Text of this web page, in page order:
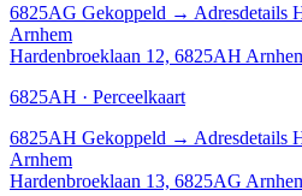
6825AG Gekoppeld → Adresdetails
Arnhem
Hardenbroeklaan 12, 6825AH
6825AH · Perceelkaart
6825AH Gekoppeld → Adresdetails
Arnhem
Hardenbroeklaan 13, 6825AG